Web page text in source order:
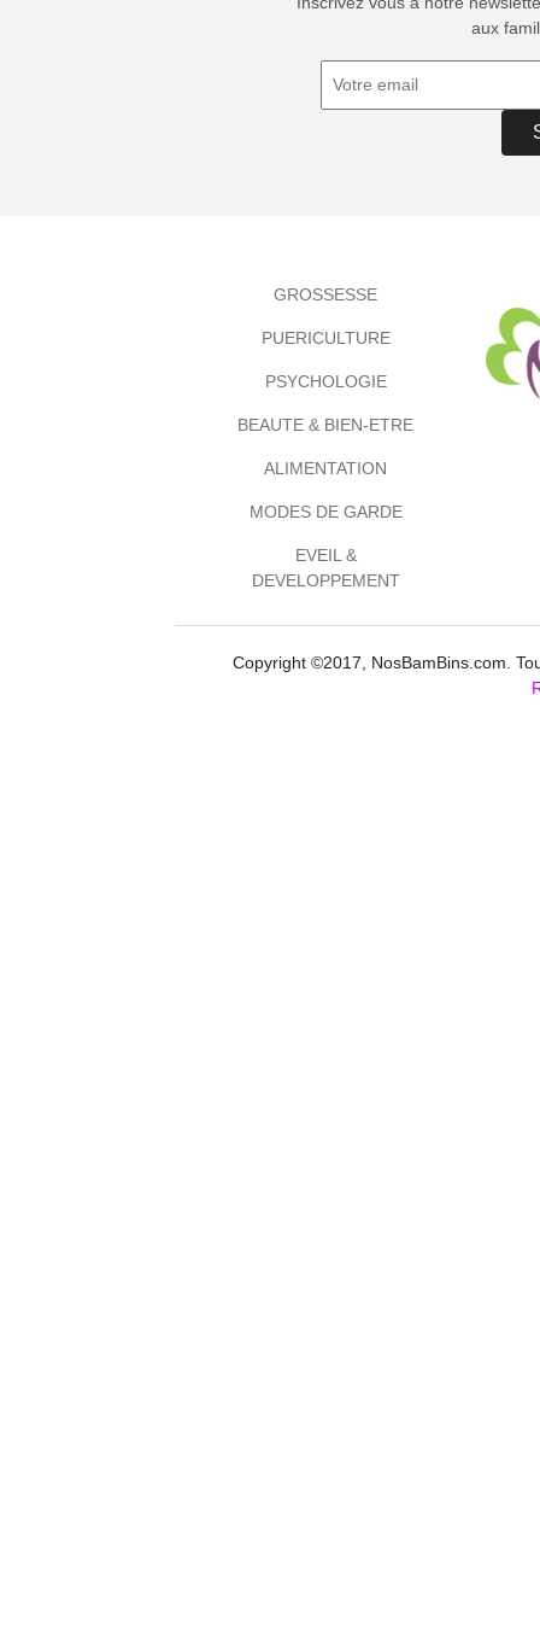
aux
GROSSESSE
PUERICULTURE
PSYCHOLOGIE
BEAUTE & BIEN-ETRE
ALIMENTATION
MODES DE GARDE
EVEIL &
DEVELOPPEMENT
Copyright ©2017, NosBamBins.com.